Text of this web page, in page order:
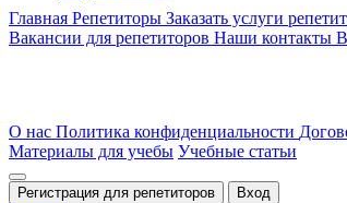
Главная Репетиторы Заказать услуги
Вакансии для репетиторов Наши контакты
О нас Политика конфиденциальности
Материалы для учебы Учебные статьи
Регистрация для репетиторов Вход